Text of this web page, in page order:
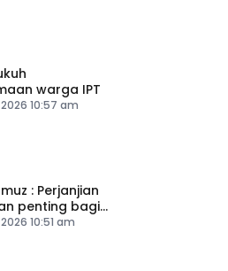
warga IPT
10:57 am
: Perjanjian
penting bagi
konflik
10:51 am